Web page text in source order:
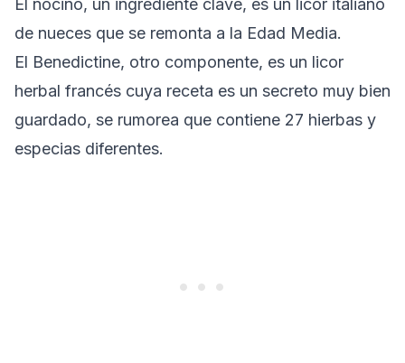
El nocino, un ingrediente clave, es un licor italiano
de nueces que se remonta a la Edad Media.
El Benedictine, otro componente, es un licor
herbal francés cuya receta es un secreto muy bien
guardado, se rumorea que contiene 27 hierbas y
especias diferentes.